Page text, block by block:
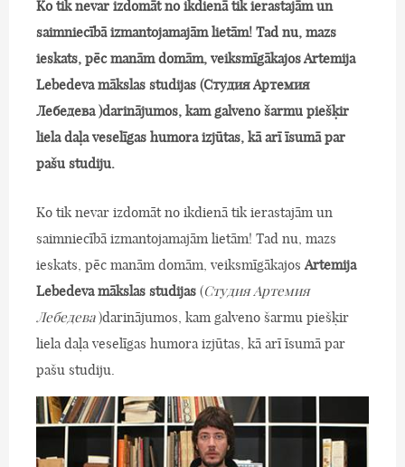
Ko tik nevar izdomāt no ikdienā tik ierastajām un
saimniecībā izmantojamajām lietām! Tad nu, mazs
ieskats, pēc manām domām, veiksmīgākajos Artemija
Lebedeva mākslas studijas (Студия Артемия
Лебедева )darinājumos, kam galveno šarmu piešķir
liela daļa veselīgas humora izjūtas, kā arī īsumā par
pašu studiju.
Ko tik nevar izdomāt no ikdienā tik ierastajām un
saimniecībā izmantojamajām lietām! Tad nu, mazs
ieskats, pēc manām domām, veiksmīgākajos Artemija
Lebedeva mākslas studijas (Студия Артемия
Лебедева)darinājumos, kam galveno šarmu piešķir
liela daļa veselīgas humora izjūtas, kā arī īsumā par
pašu studiju.